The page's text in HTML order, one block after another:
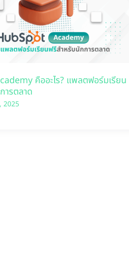
คืออะไร? แพลตฟอร์มเรียน
ารตลาด
2025